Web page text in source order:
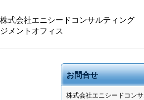
株式会社エニシードコンサルティン
ジメントオフィス
お問合せ
株式会社エニシードコン